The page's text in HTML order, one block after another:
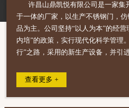
许昌山鼎凯悦有限公司是一家集
于一体的厂家，以生产不锈钢门，
品为主。公司坚持“以人为本”的经营
内培”的政策，实行现代化科学管理
行”之路，采用的新生产设备，并引进
查看更多 +